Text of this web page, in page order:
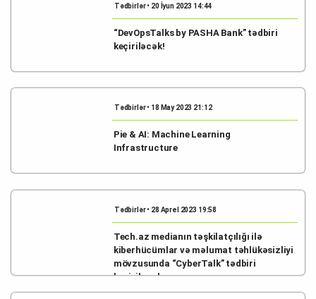
Tədbirlər • 20 İyun 2023 14:44
“DevOpsTalks by PASHA Bank” tədbiri
keçiriləcək!
Tədbirlər • 18 May 2023 21:12
Pie & AI: Machine Learning
Infrastructure
Tədbirlər • 28 Aprel 2023 19:58
Tech.az medianın təşkilatçılığı ilə
kiberhücümlar və məlumat təhlükəsizliyi
mövzusunda “CyberTalk” tədbiri
keçiriləcək